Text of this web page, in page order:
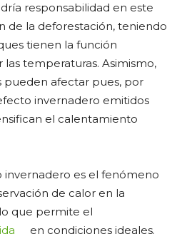
responsabilidad en este
de la deforestación, teniendo
tienen la función
temperaturas. Asimismo,
pueden afectar pues, por
invernadero emitidos
el calentamiento
invernadero es el fenómeno
de calor en la
que permite el
en condiciones ideales.